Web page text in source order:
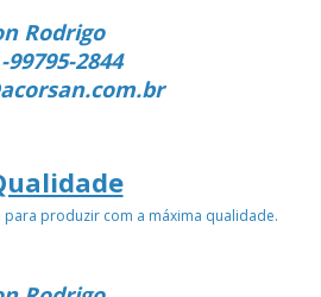
Rodrigo
2844
produzir com a máxima qualidade.